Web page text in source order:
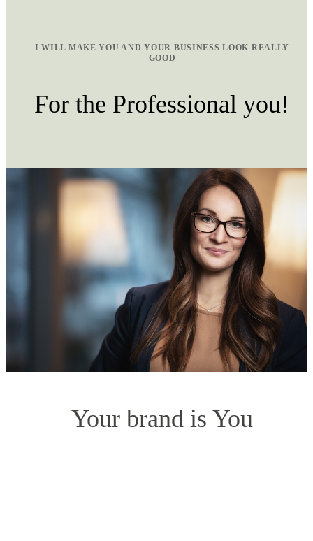
I WILL MAKE YOU AND YOUR BUSINESS LOOK REALLY
GOOD
For the Professional you!
Your brand is You